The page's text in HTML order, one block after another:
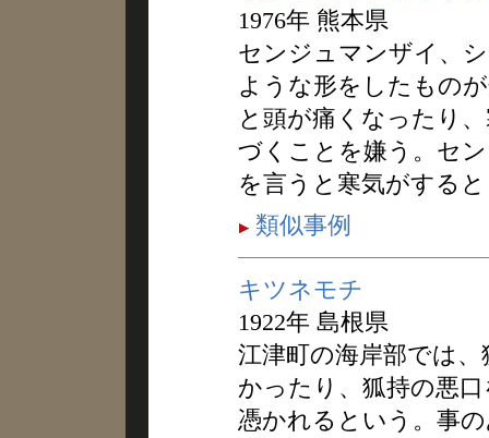
1976年 熊本県
センジュマンザイ、
ような形をしたもの
と頭が痛くなったり
づくことを嫌う。セ
を言うと寒気がする
類似事例
キツネモチ
1922年 島根県
江津町の海岸部では
かったり、狐持の悪
憑かれるという。事